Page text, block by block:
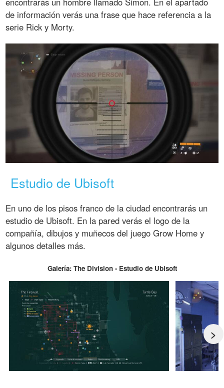
de información verás una frase que hace referencia a la
serie Rick y Morty.
Estudio de Ubisoft
En uno de los pisos franco de la ciudad encontrarás un
estudio de Ubisoft. En la pared verás el logo de la
compañía, dibujos y muñecos del juego Grow Home y
algunos detalles más.
Galería: The Division - Estudio de Ubisoft
>